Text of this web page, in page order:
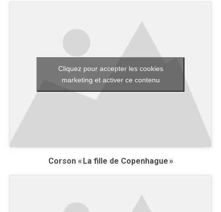
Cliquez pour accepter les cookies
marketing et activer ce contenu
Corson « La fille de Copenhague »